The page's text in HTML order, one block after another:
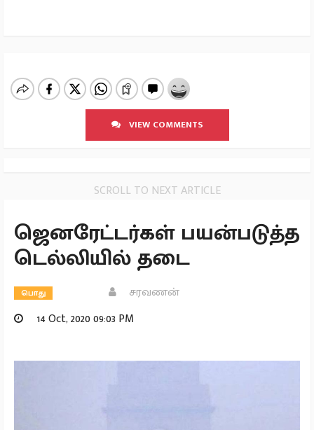
VIEW COMMENTS
SCROLL TO NEXT ARTICLE
ஜெனரேட்டர்கள் பயன்படுத்த
டெல்லியில் தடை
பொது
சரவணன்
14 Oct, 2020 09:03 PM